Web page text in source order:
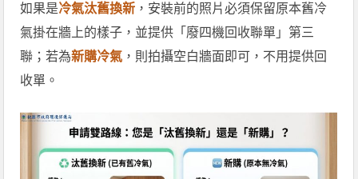
如果是冷氣汰舊換新 ，安裝前的照片必須保留原本舊冷
氣掛在牆上的樣子，並提供「廢四機回收聯單」第三
聯；若為新購冷氣 ，則拍攝空白牆面即可，不用提供回
收單。